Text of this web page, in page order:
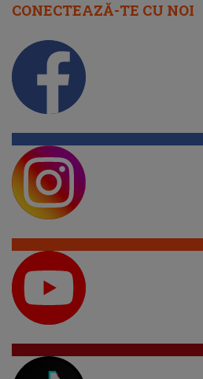
CONECTEAZĂ-TE CU NOI